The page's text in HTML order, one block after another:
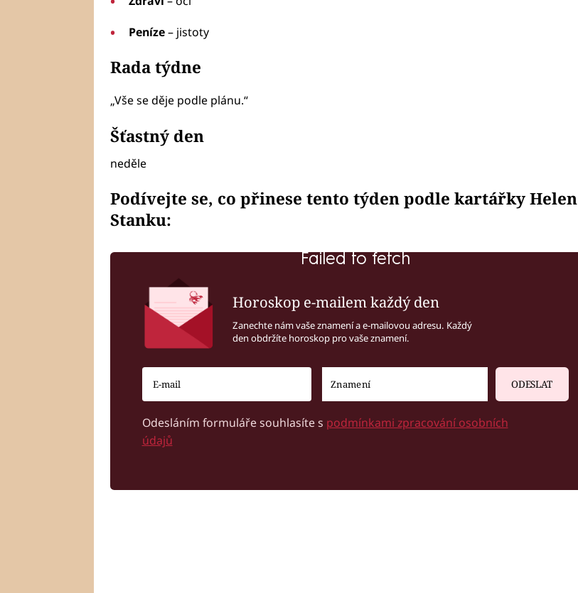
Peníze– jistoty
Rada týdne
„Vše se děje podle plánu.“
Šťastný den
neděle
Podívejte se, co přinese tento týden podle kartářky Helen
Stanku:
Failed to fetch
Horoskop e-mailem každý den
Zanechte nám vaše znamení a e-mailovou adresu. Každý
den obdržíte horoskop pro vaše znamení.
ODESLAT
Odesláním formuláře souhlasíte s podmínkami zpracování osobních
údajů